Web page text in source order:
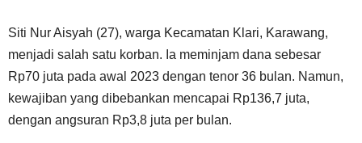
Siti Nur Aisyah (27), warga Kecamatan Klari, Karawang,
menjadi salah satu korban. Ia meminjam dana sebesar
Rp70 juta pada awal 2023 dengan tenor 36 bulan. Namun,
kewajiban yang dibebankan mencapai Rp136,7 juta,
dengan angsuran Rp3,8 juta per bulan.